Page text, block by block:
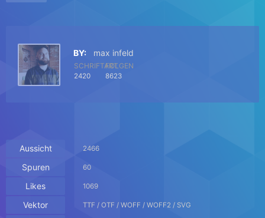
BY: max infeld
SCHRIFTART
2420
FOLGEN
8623
Aussicht 2466
Spuren 60
Likes 1069
Vektor TTF / OTF / WOFF / WOFF2 / SVG